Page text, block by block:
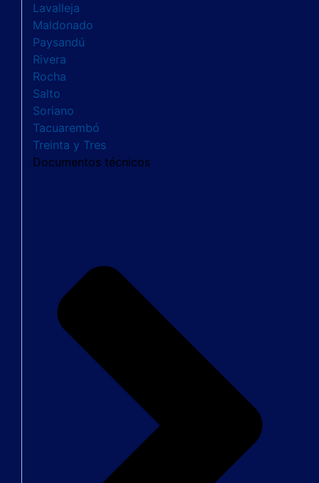
Lavalleja
Maldonado
Paysandú
Rivera
Rocha
Salto
Soriano
Tacuarembó
Treinta y Tres
Documentos técnicos